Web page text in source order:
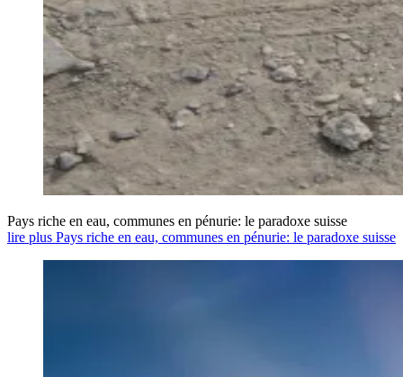
Pays riche en eau, communes en pénurie: le paradoxe suisse
lire plus Pays riche en eau, communes en pénurie: le paradoxe suisse